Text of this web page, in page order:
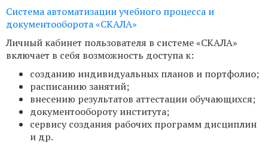
Система автоматизации учебного процесса и
документооборота «СКАЛА»
Личный кабинет пользователя в системе «СКАЛА»
включает в себя возможность доступа к:
созданию индивидуальных планов и портфолио;
расписанию занятий;
внесению результатов аттестации обучающихся;
документообороту института;
сервису создания рабочих программ дисциплин
и др.